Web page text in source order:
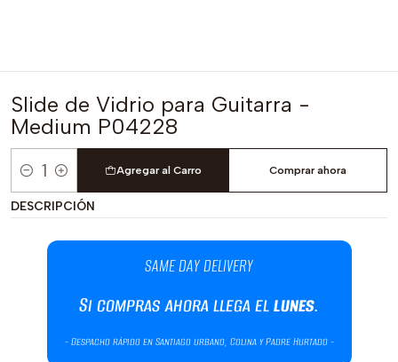
Slide de Vidrio para Guitarra -
Medium P04228
Cantidad
Agregar al Carro Comprar ahora
DESCRIPCIÓN